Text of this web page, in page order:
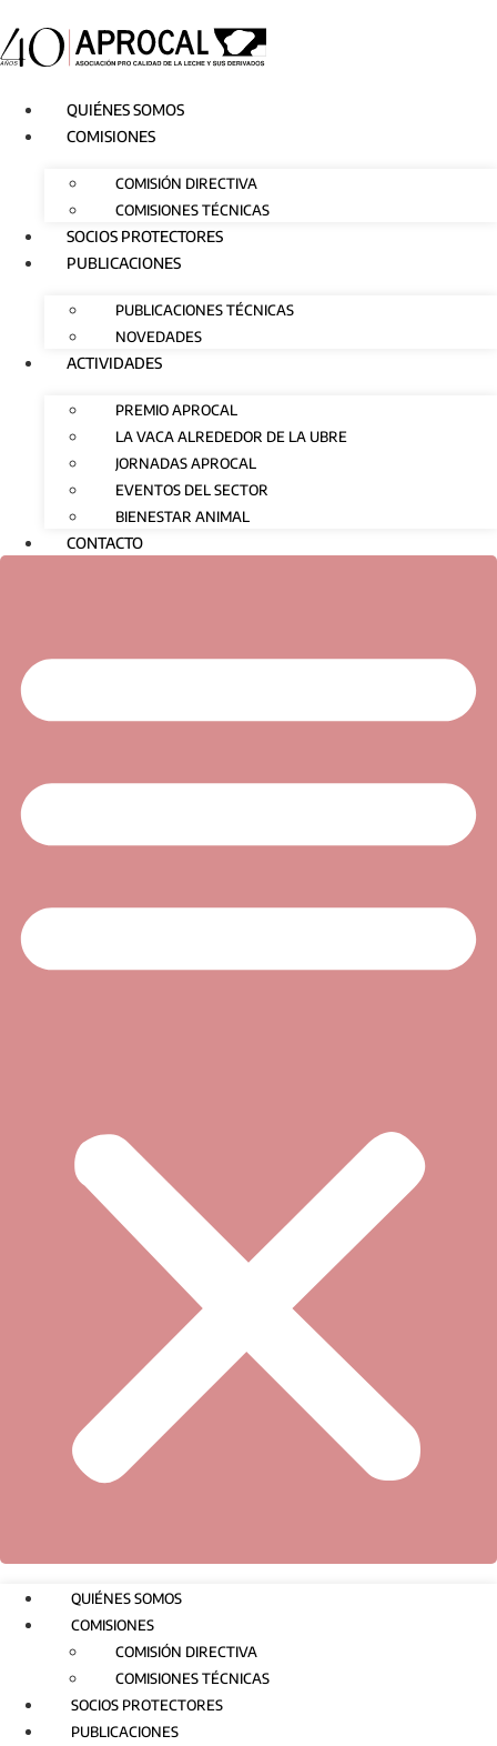
al
contenido
QUIÉNES SOMOS
COMISIONES
COMISIÓN DIRECTIVA
COMISIONES TÉCNICAS
SOCIOS PROTECTORES
PUBLICACIONES
PUBLICACIONES TÉCNICAS
NOVEDADES
ACTIVIDADES
PREMIO APROCAL
LA VACA ALREDEDOR DE LA UBRE
JORNADAS APROCAL
EVENTOS DEL SECTOR
BIENESTAR ANIMAL
CONTACTO
QUIÉNES SOMOS
COMISIONES
COMISIÓN DIRECTIVA
COMISIONES TÉCNICAS
SOCIOS PROTECTORES
PUBLICACIONES